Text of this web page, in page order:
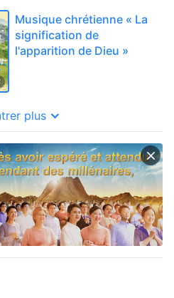
Musique chrétienne « La
signification de
l'apparition de Dieu »
plus